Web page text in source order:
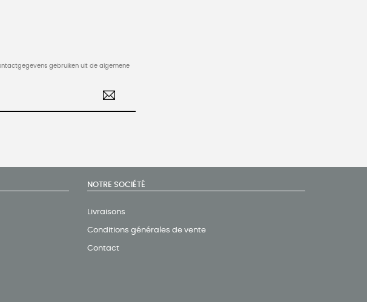
gebruiken uit de algemene
NOTRE SOCIÉTÉ
Livraisons
Conditions générales de vente
Contact